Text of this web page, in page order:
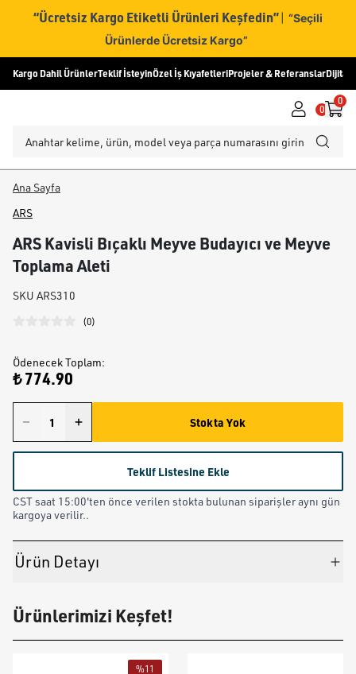
“Ücretsiz Kargo Etiketli Ürünleri Keşfedin” | “Seçili
Ürünlerde Ücretsiz Kargo”
Kargo Dahil ÜrünlerTeklif İsteyinÖzel İş KıyafetleriProjeler & ReferanslarDijital
0
0
Ana Sayfa
ARS
ARS Kavisli Bıçaklı Meyve Budayıcı ve Meyve
Toplama Aleti
SKU ARS310
(0)
Ödenecek Toplam:
₺ 774.90
Stokta Yok
Teklif Listesine Ekle
CST saat 15:00'ten önce verilen stokta bulunan siparişler aynı gün
kargoya verilir..
Ürün Detayı
Ürünlerimizi Keşfet!
%11